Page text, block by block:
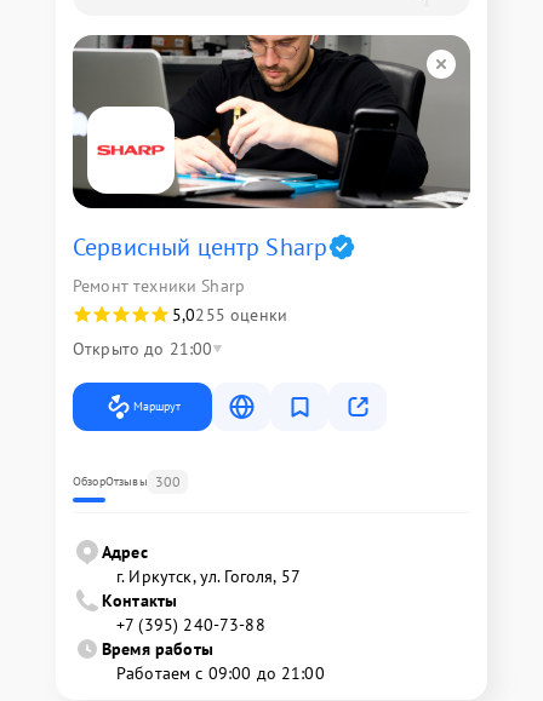
Сервисный центр Sharp
Ремонт техники Sharp
5,0255 оценки
Открыто до 21:00
Маршрут
ОбзорОтзывы 300
Адрес
г. Иркутск, ул. ​Гоголя, 57
Контакты
+7 (395) 240-73-88
Время работы
Работаем с 09:00 до 21:00